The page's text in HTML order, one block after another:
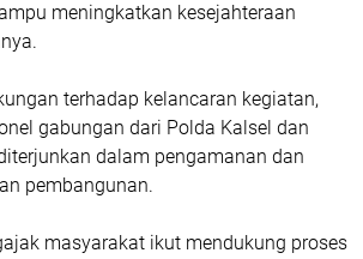
meningkatkan kesejahteraan
terhadap kelancaran kegiatan,
gabungan dari Polda Kalsel dan
dalam pengamanan dan
pembangunan.
masyarakat ikut mendukung proses